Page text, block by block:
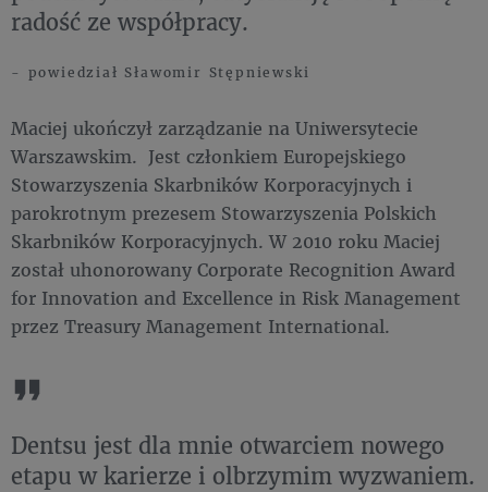
radość ze współpracy.
- powiedział Sławomir Stępniewski
Maciej ukończył zarządzanie na Uniwersytecie
Warszawskim. Jest członkiem Europejskiego
Stowarzyszenia Skarbników Korporacyjnych i
parokrotnym prezesem Stowarzyszenia Polskich
Skarbników Korporacyjnych. W 2010 roku Maciej
został uhonorowany Corporate Recognition Award
for Innovation and Excellence in Risk Management
przez Treasury Management International.
Dentsu jest dla mnie otwarciem nowego
etapu w karierze i olbrzymim wyzwaniem.